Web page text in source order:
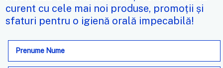
curent cu cele mai noi produse, promoții și
sfaturi pentru o igienă orală impecabilă!
Adresa
e-